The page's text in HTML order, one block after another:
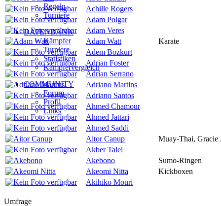
Regeln
Turniere
DATENBANK
Kämpfer
Turniere
Statistiken
Kämpfervergleich
COMMUNITY
Forum
Profil
Links
Achille Rogers
Adam Polgar
Adam Veres
Adam Watt
Karate
Adem Bozkurt
Adrian Foster
Adrian Serrano
Adriano Martins
Adriano Santos
Ahmed Chamour
Ahmed Jattari
Ahmed Saddi
Aitor Canup
Muay-Thai, Gracie
Akber Talei
Akebono
Sumo-Ringen
Akeomi Nitta
Kickboxen
Akihiko Mouri
Umfrage